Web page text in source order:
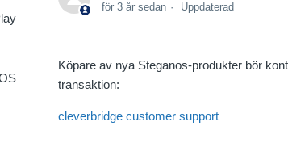
för 3 år sedan Uppdaterad
Köpare av nya Steganos-produkter bör
transaktion:
cleverbridge customer support